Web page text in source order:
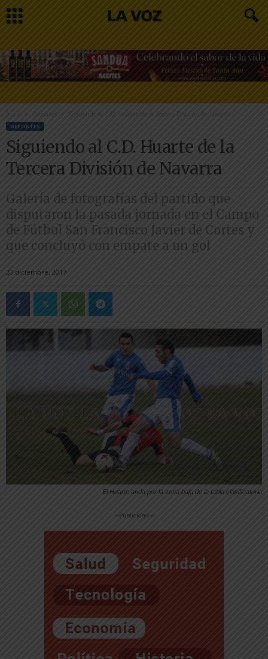
Inicio Siguiendo al C.D. Huarte de la Tercera División de Navarra
DEPORTES
Siguiendo al C.D. Huarte de la
Tercera División de Navarra
Galería de fotografías del partido que
disputaron la pasada jornada en el Campo
de Fútbol San Francisco Javier de Cortes y
que concluyó con empate a un gol
20 diciembre, 2017
El Huarte anda por la zona baja de la tabla clasificatoria
-- Publicidad --